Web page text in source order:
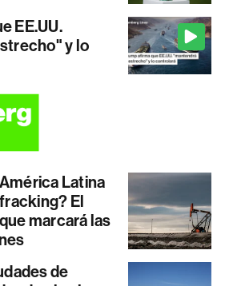
EE.UU.
y lo
Latina
El
marcará las
de